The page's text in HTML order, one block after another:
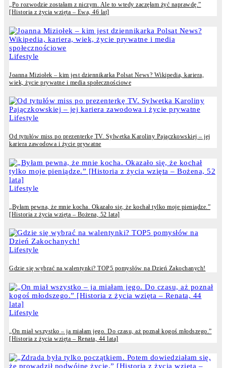
„Po rozwodzie zostałam z niczym. Ale to wtedy zaczęłam żyć naprawdę.”
[Historia z życia wzięta – Ewa, 46 lat]
Lifestyle
Joanna Miziołek – kim jest dziennikarka Polsat News? Wikipedia, kariera,
wiek, życie prywatne i media społecznościowe
Lifestyle
Od tytułów miss po prezenterkę TV. Sylwetka Karoliny Pajączkowskiej – jej
kariera zawodowa i życie prywatne
Lifestyle
„Byłam pewna, że mnie kocha. Okazało się, że kochał tylko moje pieniądze.”
[Historia z życia wzięta – Bożena, 52 lata]
Lifestyle
Gdzie się wybrać na walentynki? TOP5 pomysłów na Dzień Zakochanych!
Lifestyle
„On miał wszystko – ja miałam jego. Do czasu, aż poznał kogoś młodszego.”
[Historia z życia wzięta – Renata, 44 lata]